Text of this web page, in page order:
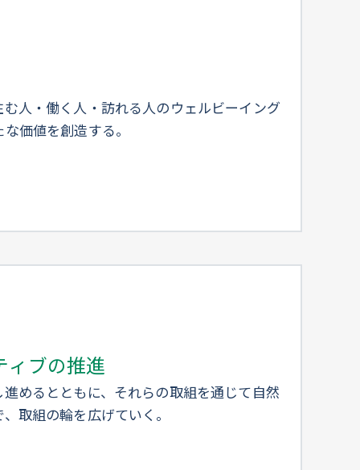
人・働く人・訪れる人のウェルビーイング
価値を創造する。
ィブの推進
めるとともに、それらの取組を通じて自然
取組の輪を広げていく。